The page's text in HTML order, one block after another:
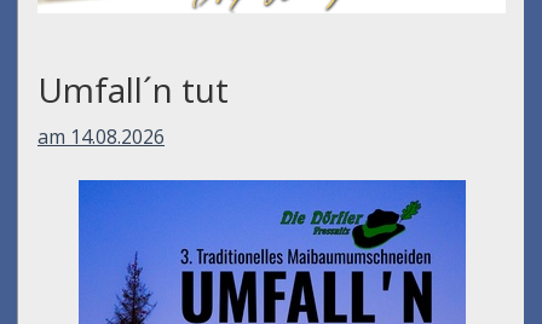
Umfall´n tut
am 14.08.2026